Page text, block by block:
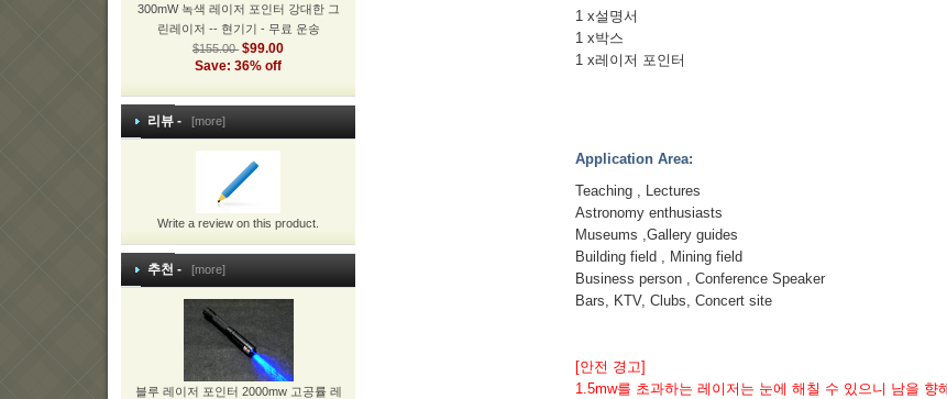
300mW 녹색 레이저 포인터 강대한 그
린레이저 -- 현기기 - 무료 운송
$155.00 $99.00
Save: 36% off
리뷰 - [more]
Write a review on this product.
추천 - [more]
블루 레이저 포인터 2000mw 고공률 레
1 x설명서
1 x박스
1 x레이저 포인터
Application Area:
Teaching , Lectures
Astronomy enthusiasts
Museums ,Gallery guides
Building field , Mining field
Business person , Conference Speaker
Bars, KTV, Clubs, Concert site
[안전 경고]
1. 5mw를 초과하는 레이저는 눈에 해칠 수 있으니 남을 향